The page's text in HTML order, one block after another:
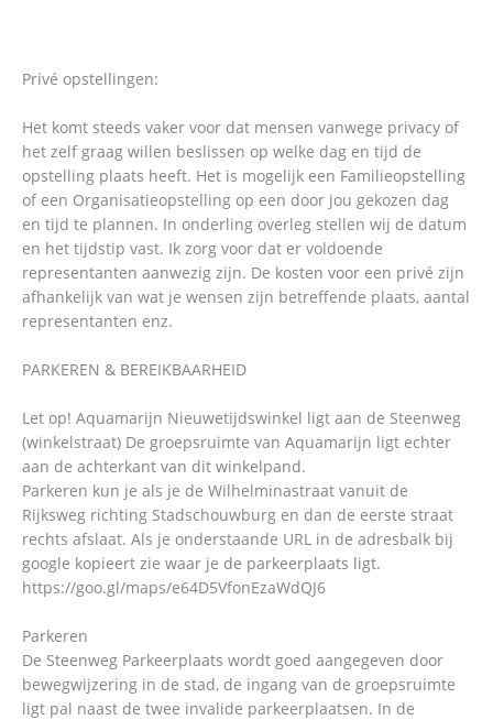
Privé opstellingen:
Het komt steeds vaker voor dat mensen vanwege privacy of
het zelf graag willen beslissen op welke dag en tijd de
opstelling plaats heeft. Het is mogelijk een Familieopstelling
of een Organisatieopstelling op een door jou gekozen dag
en tijd te plannen. In onderling overleg stellen wij de datum
en het tijdstip vast. Ik zorg voor dat er voldoende
representanten aanwezig zijn. De kosten voor een privé zijn
afhankelijk van wat je wensen zijn betreffende plaats, aantal
representanten enz.
PARKEREN & BEREIKBAARHEID
Let op! Aquamarijn Nieuwetijdswinkel ligt aan de Steenweg
(winkelstraat) De groepsruimte van Aquamarijn ligt echter
aan de achterkant van dit winkelpand.
Parkeren kun je als je de Wilhelminastraat vanuit de
Rijksweg richting Stadschouwburg en dan de eerste straat
rechts afslaat. Als je onderstaande URL in de adresbalk bij
google kopieert zie waar je de parkeerplaats ligt.
https://goo.gl/maps/e64D5VfonEzaWdQJ6
Parkeren
De Steenweg Parkeerplaats wordt goed aangegeven door
bewegwijzering in de stad, de ingang van de groepsruimte
ligt pal naast de twee invalide parkeerplaatsen. In de